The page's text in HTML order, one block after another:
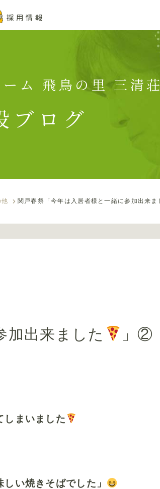
採用情報
ム 飛鳥の里 三清
ブログ
他 関戸春祭「今年は入居者様と一緒に参加出来ま
加出来ました 」②
しまいました
い焼きそばでした」